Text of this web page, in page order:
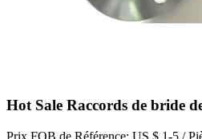
Hot Sale Raccords de bride